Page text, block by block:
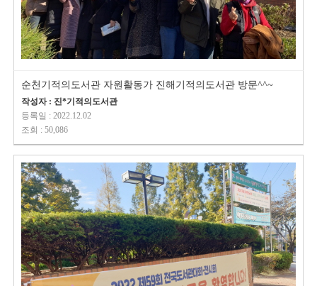
순천기적의도서관 자원활동가 진해기적의도서관 방문^^~
작성자 : 진*기적의도서관
등록일 : 2022.12.02
조회 : 50,086